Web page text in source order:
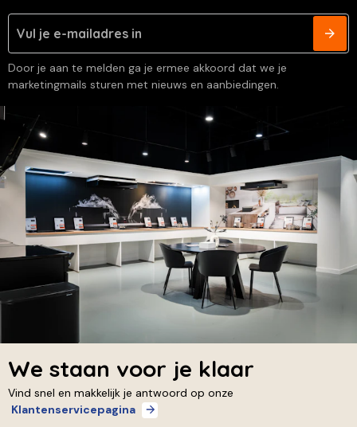
Door je aan te melden ga je ermee akkoord dat we je
marketingmails sturen met nieuws en aanbiedingen.
We staan voor je klaar
Vind snel en makkelijk je antwoord op onze
Klantenservicepagina